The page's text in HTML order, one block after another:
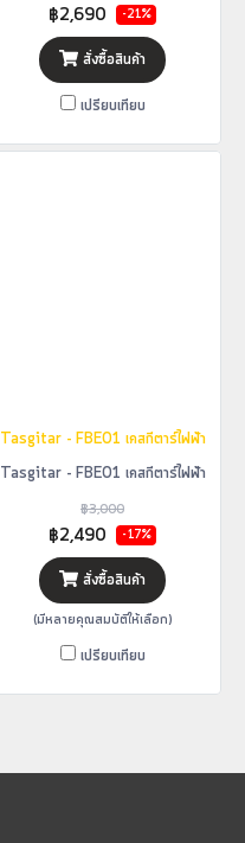
฿2,690 -21%
สั่งซื้อสินค้า
เปรียบเทียบ
Tasgitar - FBE01 เคสกีตาร์ไฟฟ้า
Tasgitar - FBE01 เคสกีตาร์ไฟฟ้า
฿3,000
฿2,490 -17%
สั่งซื้อสินค้า
(มีหลายคุณสมบัติให้เลือก)
เปรียบเทียบ